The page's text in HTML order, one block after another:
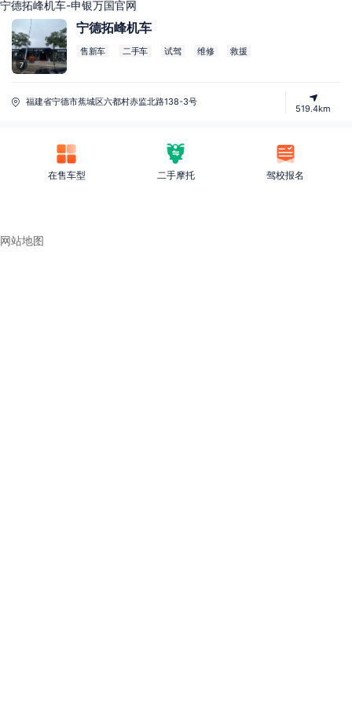
宁德拓峰机车-申银万国官网
7
宁德拓峰机车
售新车 二手车 试驾 维修 救援
福建省宁德市蕉城区六都村赤监北路138-3号
519.4km
在售车型 二手摩托 驾校报名
网站地图